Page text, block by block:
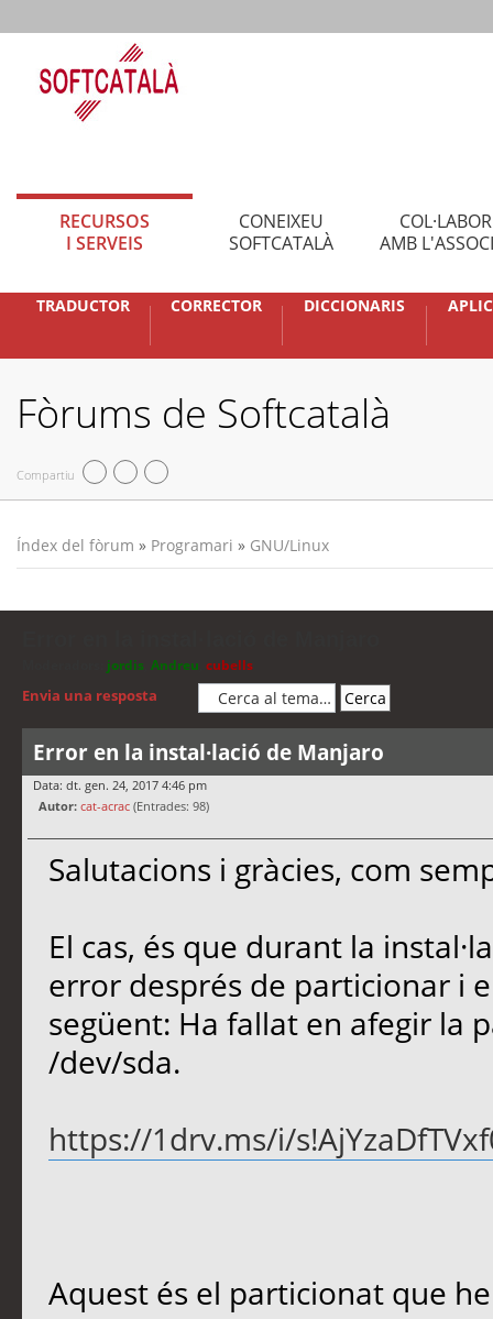
RECURSOS
I SERVEIS
CONEIXEU
SOFTCATALÀ
AMB
TRADUCTOR CORRECTOR DICCIONARIS
Fòrums de Softcatalà
Compartiu
Índex del fòrum » Programari » GNU/Linux
jordis Andreu cubells
Envia una resposta
Error en la instal·lació de Manjaro
Data: dt. gen. 24, 2017 4:46 pm
Autor: cat-acrac (Entrades: 98)
Salutacions i gràcies, com
El cas, és que durant la
error després de particionar i
següent: Ha fallat en afegir la
/dev/sda.
https://1drv.ms/i/
Aquest és el particionat que